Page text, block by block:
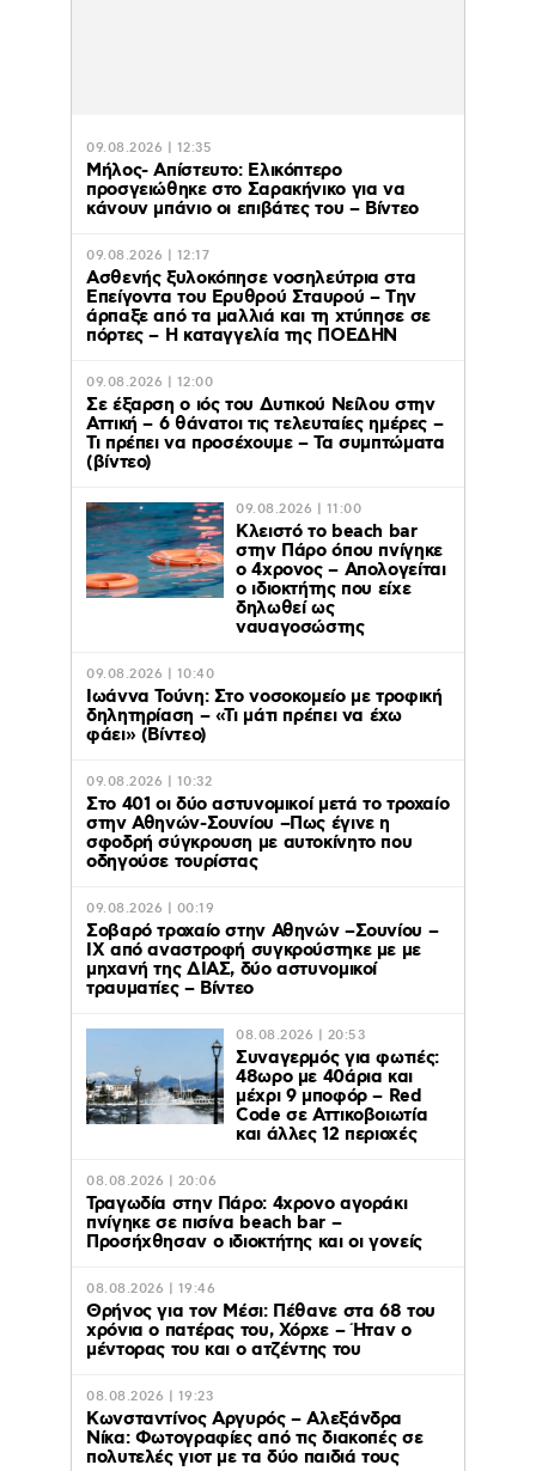
09.08.2026 | 12:35
Μήλος- Απίστευτο: Ελικόπτερο
προσγειώθηκε στο Σαρακήνικο για να
κάνουν μπάνιο οι επιβάτες του – Βίντεο
09.08.2026 | 12:17
Ασθενής ξυλοκόπησε νοσηλεύτρια στα
Επείγοντα του Ερυθρού Σταυρού – Tην
άρπαξε από τα μαλλιά και τη χτύπησε σε
πόρτες – Η καταγγελία της ΠΟΕΔΗΝ
09.08.2026 | 12:00
Σε έξαρση ο ιός του Δυτικού Νείλου στην
Αττική – 6 θάνατοι τις τελευταίες ημέρες –
Τι πρέπει να προσέχουμε – Τα συμπτώματα
(βίντεο)
09.08.2026 | 11:00
Κλειστό το beach bar
στην Πάρο όπου πνίγηκε
ο 4χρονος – Απολογείται
ο ιδιοκτήτης που είχε
δηλωθεί ως
ναυαγοσώστης
09.08.2026 | 10:40
Ιωάννα Τούνη: Στο νοσοκομείο με τροφική
δηλητηρίαση – «Τι μάτι πρέπει να έχω
φάει» (Βίντεο)
09.08.2026 | 10:32
Στο 401 οι δύο αστυνομικοί μετά το τροχαίο
στην Αθηνών-Σουνίου –Πως έγινε η
σφοδρή σύγκρουση με αυτοκίνητο που
οδηγούσε τουρίστας
09.08.2026 | 00:19
Σοβαρό τροχαίο στην Αθηνών –Σουνίου –
ΙΧ από αναστροφή συγκρούστηκε με με
μηχανή της ΔΙΑΣ, δύο αστυνομικοί
τραυματίες – Βίντεο
08.08.2026 | 20:53
Συναγερμός για φωτιές:
48ωρο με 40άρια και
μέχρι 9 μποφόρ – Red
Code σε Αττικοβοιωτία
και άλλες 12 περιοχές
08.08.2026 | 20:06
Τραγωδία στην Πάρο: 4χρονο αγοράκι
πνίγηκε σε πισίνα beach bar –
Προσήχθησαν ο ιδιοκτήτης και οι γονείς
08.08.2026 | 19:46
Θρήνος για τον Μέσι: Πέθανε στα 68 του
χρόνια ο πατέρας του, Χόρχε – Ήταν ο
μέντορας του και ο ατζέντης του
08.08.2026 | 19:23
Κωνσταντίνος Αργυρός – Αλεξάνδρα
Νίκα: Φωτογραφίες από τις διακοπές σε
πολυτελές γιοτ με τα δύο παιδιά τους